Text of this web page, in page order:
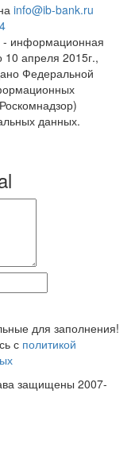
info@ib-bank.ru
- информационная
10 апреля 2015г.,
Федеральной
данных.
для заполнения!
с политикой
защищены 2007-